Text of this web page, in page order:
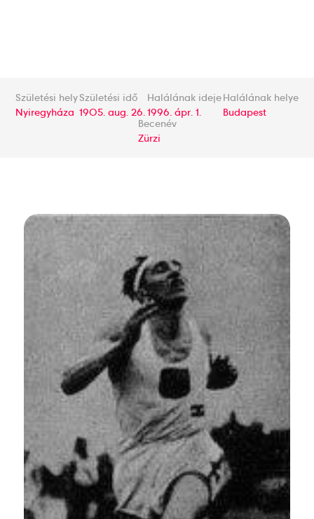
Születési hely
Nyiregyháza
Születési idő
1905. aug. 26.
Halálának ideje
1996. ápr. 1.
Halálának helye
Budapest
Becenév
Zürzi